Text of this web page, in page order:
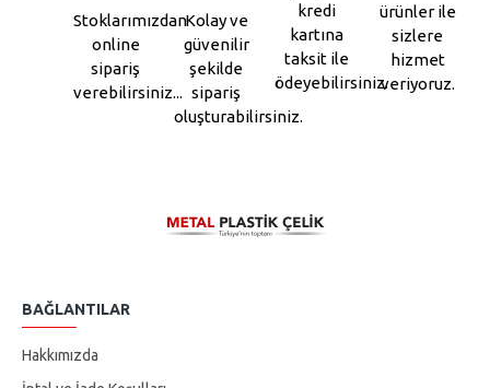
Stoklarımızdan
online
sipariş
verebilirsiniz...
Kolay ve
güvenilir
şekilde
sipariş
oluşturabilirsiniz.
kredi
kartına
taksit ile
ödeyebilirsiniz.
ürünler ile
sizlere
hizmet
veriyoruz.
BAĞLANTILAR
Hakkımızda